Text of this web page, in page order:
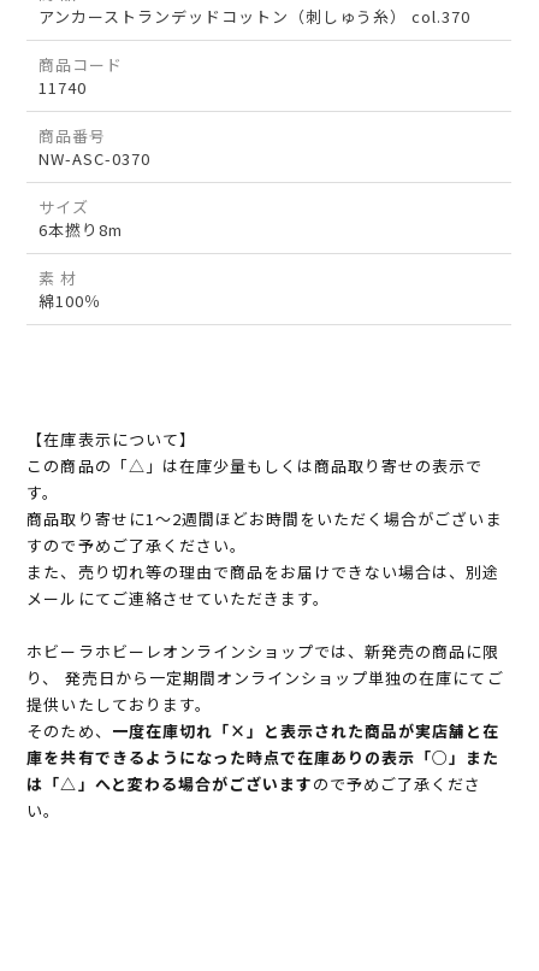
アンカーストランデッドコットン（刺しゅう糸） col.370
商品コード
11740
商品番号
NW-ASC-0370
サイズ
6本撚り8m
素 材
綿100％
【在庫表示について】
この商品の「△」は在庫少量もしくは商品取り寄せの表示で
す。
商品取り寄せに1～2週間ほどお時間をいただく場合がございま
すので予めご了承ください。
また、売り切れ等の理由で商品をお届けできない場合は、別途
メールにてご連絡させていただきます。
ホビーラホビーレオンラインショップでは、新発売の商品に限
り、 発売日から一定期間オンラインショップ単独の在庫にてご
提供いたしております。
そのため、 一度在庫切れ「×」と表示された商品が実店舗と在
庫を共有できるようになった時点で在庫ありの表示「○」また
は「△」へと変わる場合がございますので予めご了承くださ
い。